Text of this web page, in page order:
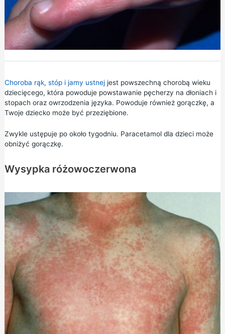
Choroba rąk, stóp i jamy ustnejjest powszechną chorobą wieku
dziecięcego, która powoduje powstawanie pęcherzy na dłoniach i
stopach oraz owrzodzenia języka. Powoduje również gorączkę, a
Twoje dziecko może być przeziębione.
Zwykle ustępuje po około tygodniu. Paracetamol dla dzieci może
obniżyć gorączkę.
Wysypka różowoczerwona